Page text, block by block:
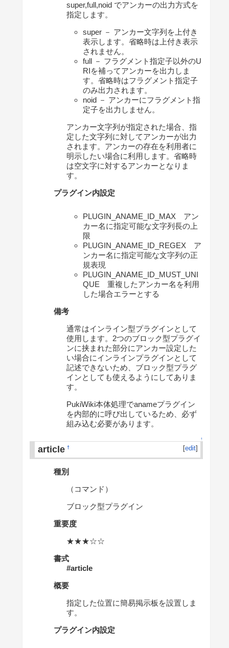
super,full,noid でアンカーの出力方式を
指定します。
super － アンカー文字列を上付き
表示します。省略時は上付き表示
されません。
full － フラグメント指定子以外のU
RIを補ってアンカーを出力しま
す。省略時はフラグメント指定子
のみ出力されます。
noid － アンカーにフラグメント指
定子を出力しません。
アンカー文字列が指定された場合、指
定した文字列に対してアンカーが出力
されます。アンカーの存在を利用者に
明示したい場合に利用します。省略時
は空文字に対するアンカーとなりま
す。
プラグイン内設定
PLUGIN_ANAME_ID_MAX アン
カー名に指定可能な文字列長の上
限
PLUGIN_ANAME_ID_REGEX ア
ンカー名に指定可能な文字列の正
規表現
PLUGIN_ANAME_ID_MUST_UNI
QUE 重複したアンカー名を利用
した場合エラーとする
備考
通常はインライン型プラグインとして
使用します。2つのブロック型プラグイ
ンに挟まれた部分にアンカー設定した
い場合にインラインプラグインとして
記述できないため、ブロック型プラグ
インとしても使えるようにしてありま
す。
PukiWiki本体処理でanameプラグイン
を内部的に呼び出しているため、必ず
組み込む必要があります。
↑
article † [edit]
種別
（コマンド）
ブロック型プラグイン
重要度
★★★☆☆
書式
#article
概要
指定した位置に簡易掲示板を設置しま
す。
プラグイン内設定